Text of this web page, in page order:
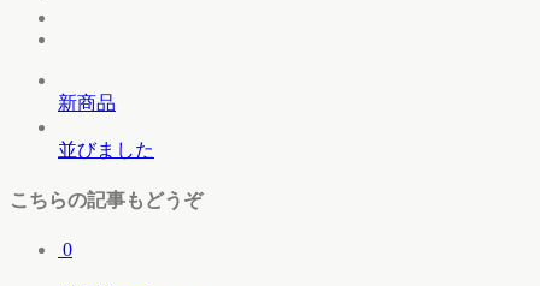
新商品
並びました
こちらの記事もどうぞ
0